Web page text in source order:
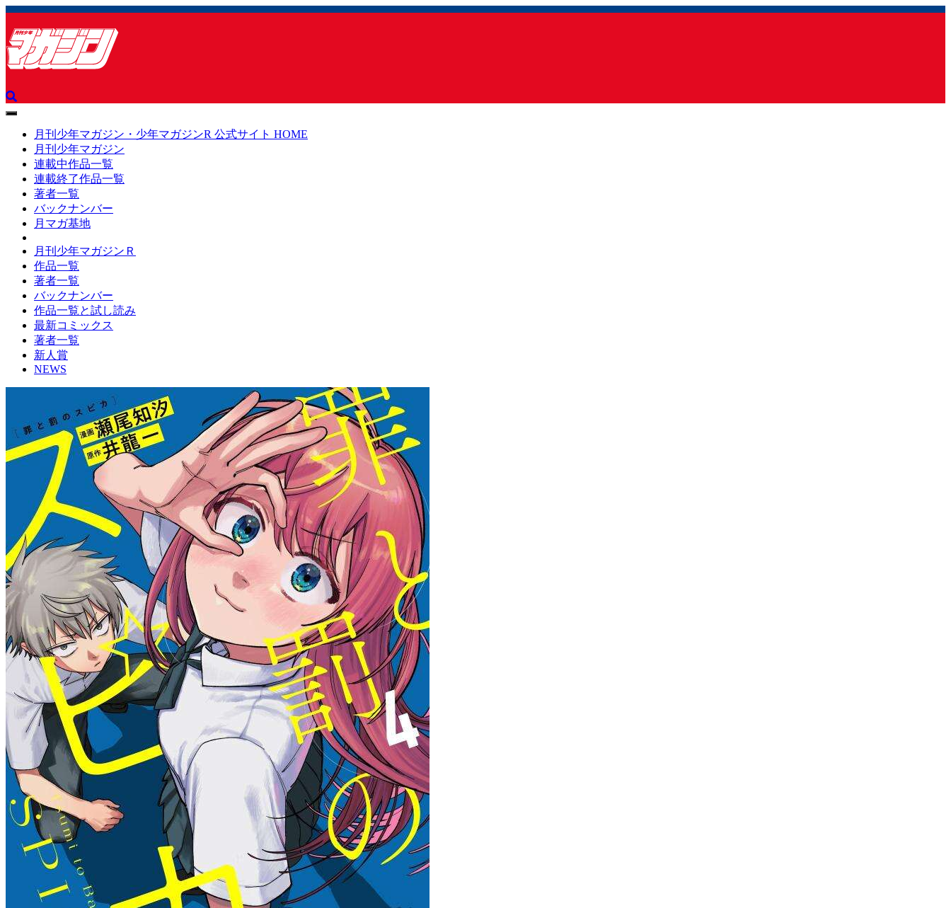
toggle
navigation月刊少年マガジン・少年マガジンR 公式サイト HOME
月刊少年マガジン
連載中作品一覧
連載終了作品一覧
著者一覧
バックナンバー
月マガ基地
月刊少年マガジンＲ
作品一覧
著者一覧
バックナンバー
作品一覧と試し読み
最新コミックス
著者一覧
新人賞
NEWS